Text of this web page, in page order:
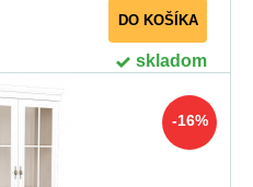
DO KOŠÍKA
skladom
-16%